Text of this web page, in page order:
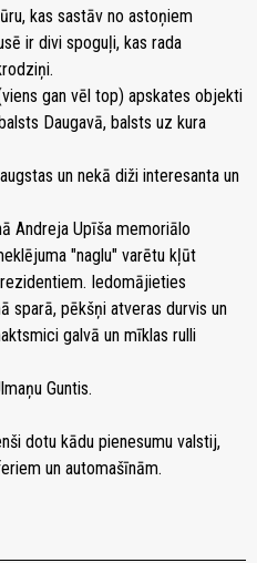
kas sastāv no astoņiem
ir divi spoguļi, kas rada
gan vēl top) apskates objekti
Daugavā, balsts uz kura
un nekā diži interesanta un
Andreja Upīša memoriālo
"naglu" varētu kļūt
Iedomājieties
sparā, pēkšņi atveras durvis un
galvā un mīklas rulli
Guntis.
dotu kādu pienesumu valstij,
un automašīnām.